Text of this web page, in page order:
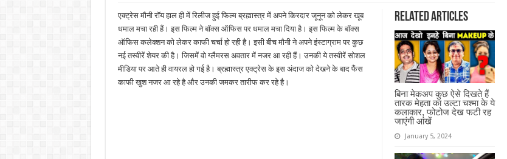
Related Articles
बिना मेकअप कुछ ऐसे दिखते हैं
तारक मेहता का उल्टा चश्मा के ये
कलाकार, फोटोज देख फटी रह
जाएंगी आंखें
January 5, 2024
एक्ट्रेस मौनी रॉय हाल ही में रिलीज हुई फिल्म ब्रह्मास्त्र में अपने किरदार जूनून को लेकर खूब
धमाल मचा रही हैं। इस फिल्म ने बॉक्स ऑफिस पर धमाल मचा दिया है। इस फिल्म के बॉक्स
ऑफिस कलेक्शन को लेकर काफी चर्चा हो रही है। इसी बीच मौनी ने अपने इंस्टाग्राम पर कुछ
नई तस्वीरें शेयर की है। जिसमें वो ग्लैमरस अवतार में नजर आ रही हैं। उनकी ये तस्वीरें सोशल
मीडिया पर आते ही वायरल हो गई है। ब्रह्मास्त्र एक्ट्रेस के इस अंदाज को देखने के बाद फैंस
काफी खुश नजर आ रहे है और उनकी जमकर तारीफ कर रहे है।